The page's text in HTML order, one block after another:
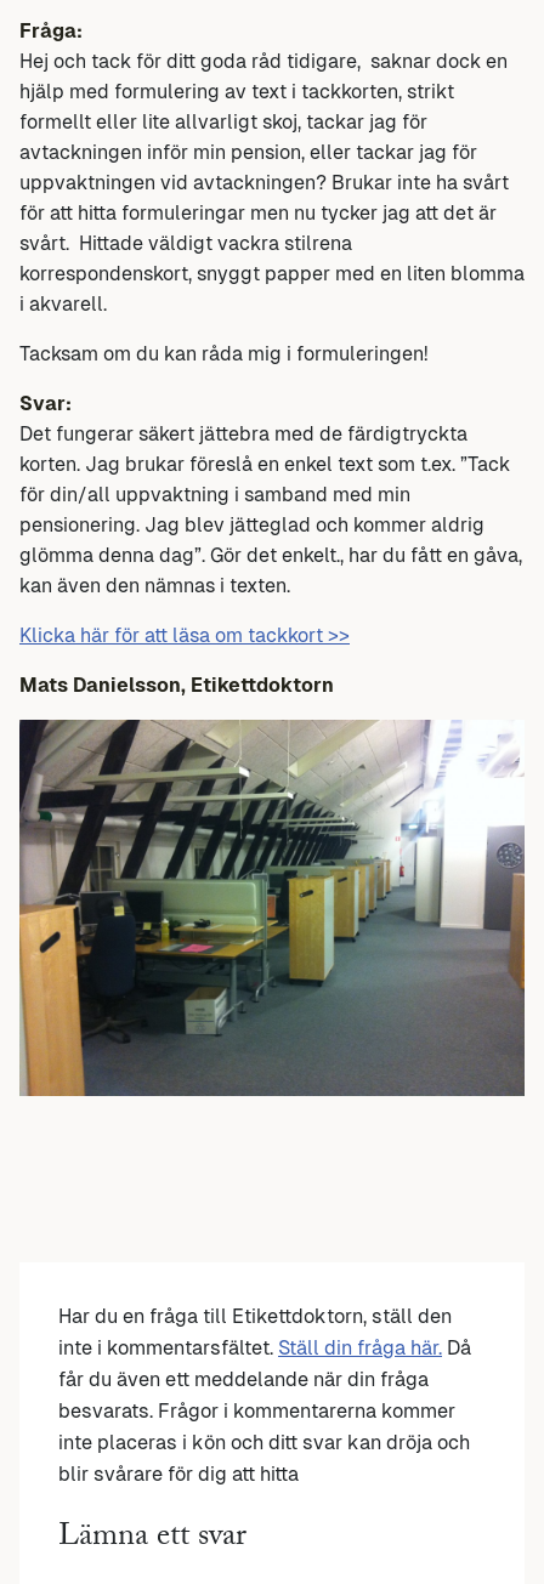
Fråga:
Hej och tack för ditt goda råd tidigare, saknar dock en
hjälp med formulering av text i tackkorten, strikt
formellt eller lite allvarligt skoj, tackar jag för
avtackningen inför min pension, eller tackar jag för
uppvaktningen vid avtackningen? Brukar inte ha svårt
för att hitta formuleringar men nu tycker jag att det är
svårt. Hittade väldigt vackra stilrena
korrespondenskort, snyggt papper med en liten blomma
i akvarell.
Tacksam om du kan råda mig i formuleringen!
Svar:
Det fungerar säkert jättebra med de färdigtryckta
korten. Jag brukar föreslå en enkel text som t.ex. ”Tack
för din/all uppvaktning i samband med min
pensionering. Jag blev jätteglad och kommer aldrig
glömma denna dag”. Gör det enkelt., har du fått en gåva,
kan även den nämnas i texten.
Klicka här för att läsa om tackkort >>
Mats Danielsson, Etikettdoktorn
Har du en fråga till Etikettdoktorn, ställ den
inte i kommentarsfältet. Ställ din fråga här. Då
får du även ett meddelande när din fråga
besvarats. Frågor i kommentarerna kommer
inte placeras i kön och ditt svar kan dröja och
blir svårare för dig att hitta
Lämna ett svar